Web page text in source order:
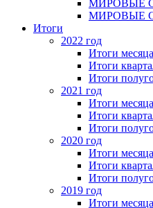
МИРОВЫЕ
МИРОВЫЕ
Итоги
2022 год
Итоги месяца
Итоги
Итоги
2021 год
Итоги месяца
Итоги
Итоги
2020 год
Итоги месяца
Итоги
Итоги
2019 год
Итоги месяца